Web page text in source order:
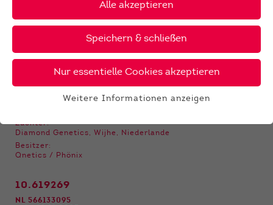
SOYOS
Züchter:
Diamond Genetics, Wijhe, Niederlande
Besitzer:
Qnetics / Phönix
10.619269
NL 566133095
Alle akzeptieren
Speichern & schließen
Nur essentielle Cookies akzeptieren
Funktionen der Webseite benötigt. Dadurch ist
gewährleistet, dass die Webseite einwandfrei
funktioniert.
Name Cookie-Informationen anzeigen
Weitere Informationen anzeigen